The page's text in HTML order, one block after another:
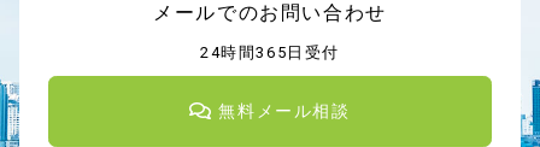
メールでのお問い合わせ
24時間365日受付
無料メール相談